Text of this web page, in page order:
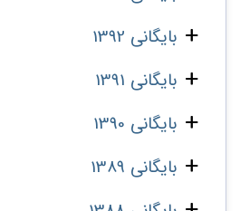
بایگانی 1392
بایگانی 1391
بایگانی 1390
بایگانی 1389